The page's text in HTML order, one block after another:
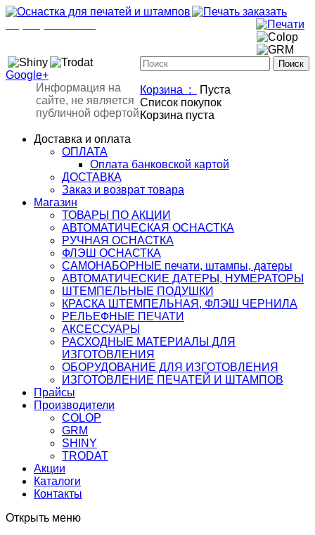
Корзина :
Пуста
Список покупок
Корзина пуста
Доставка и оплата
ОПЛАТА
Оплата банковской картой
ДОСТАВКА
Заказ и возврат товара
Магазин
ТОВАРЫ ПО АКЦИИ
АВТОМАТИЧЕСКАЯ ОСНАСТКА
РУЧНАЯ ОСНАСТКА
ФЛЭШ ОСНАСТКА
САМОНАБОРНЫЕ печати, штампы, датеры
АВТОМАТИЧЕСКИЕ ДАТЕРЫ, НУМЕРАТОРЫ
ШТЕМПЕЛЬНЫЕ ПОДУШКИ
КРАСКА ШТЕМПЕЛЬНАЯ, ФЛЭШ ЧЕРНИЛА
РЕЛЬЕФНЫЕ ПЕЧАТИ
АКСЕССУАРЫ
РАСХОДНЫЕ МАТЕРИАЛЫ ДЛЯ
ИЗГОТОВЛЕНИЯ
ОБОРУДОВАНИЕ ДЛЯ ИЗГОТОВЛЕНИЯ
ИЗГОТОВЛЕНИЕ ПЕЧАТЕЙ И ШТАМПОВ
Прайсы
Производители
COLOP
GRM
SHINY
TRODAT
Акции
Каталоги
Контакты
Открыть меню
Google+
Информация на
сайте, не является
публичной офертой